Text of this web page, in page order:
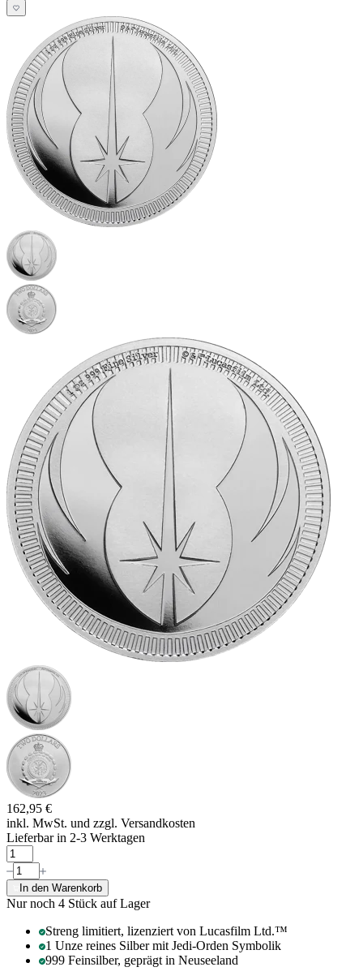
162,95 €
inkl. MwSt. und zzgl. Versandkosten
Lieferbar in 2-3 Werktagen
In den Warenkorb
Nur noch 4 Stück auf Lager
Streng limitiert, lizenziert von Lucasfilm Ltd.™
1 Unze reines Silber mit Jedi-Orden Symbolik
999 Feinsilber, geprägt in Neuseeland